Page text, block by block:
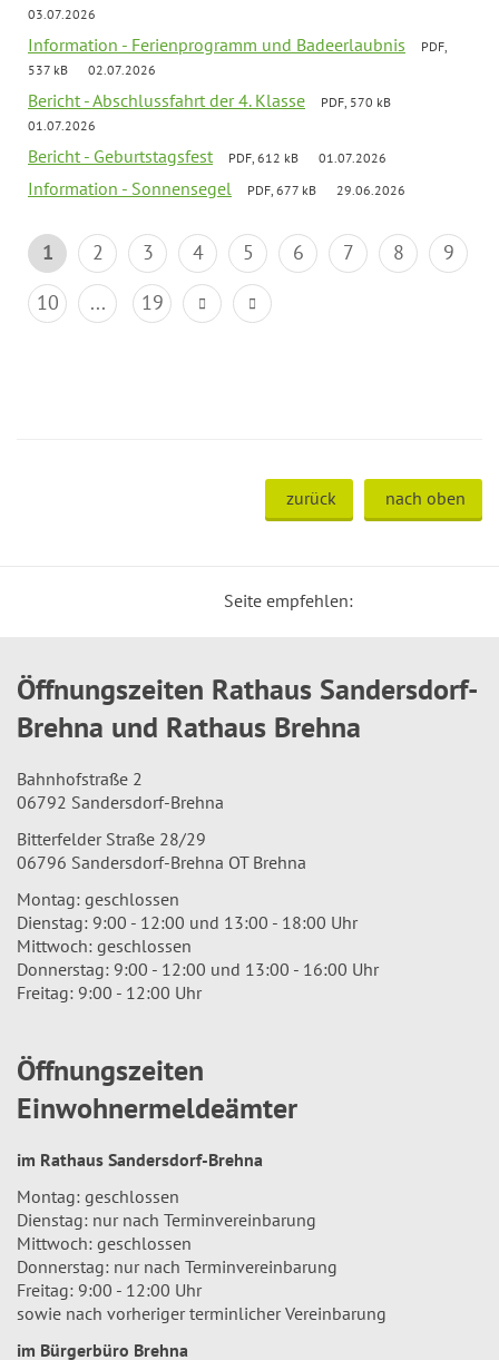
03.07.2026
Information - Ferienprogramm und Badeerlaubnis
PDF,
537 kB
02.07.2026
Bericht - Abschlussfahrt der 4. Klasse
PDF, 570 kB
01.07.2026
Bericht - Geburtstagsfest PDF, 612 kB 01.07.2026
Information - Sonnensegel PDF, 677 kB 29.06.2026
1 2 3 4 5 6 7 8
9
10
... 19
zurück nach oben
Seite empfehlen:
Öffnungszeiten Rathaus Sandersdorf-
Brehna und Rathaus Brehna
Bahnhofstraße 2
06792 Sandersdorf-Brehna
Bitterfelder Straße 28/29
06796 Sandersdorf-Brehna OT Brehna
Montag: geschlossen
Dienstag: 9:00 - 12:00 und 13:00 - 18:00 Uhr
Mittwoch: geschlossen
Donnerstag: 9:00 - 12:00 und 13:00 - 16:00 Uhr
Freitag: 9:00 - 12:00 Uhr
Öffnungszeiten
Einwohnermeldeämter
im Rathaus Sandersdorf-Brehna
Montag: geschlossen
Dienstag: nur nach Terminvereinbarung
Mittwoch: geschlossen
Donnerstag: nur nach Terminvereinbarung
Freitag: 9:00 - 12:00 Uhr
sowie nach vorheriger terminlicher Vereinbarung
im Bürgerbüro Brehna